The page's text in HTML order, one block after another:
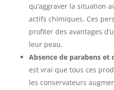
qu’aggraver la situation
actifs chimiques. Ces
profiter des avantages
leur peau.
Absence de parabens
est vrai que tous ces
les conservateurs